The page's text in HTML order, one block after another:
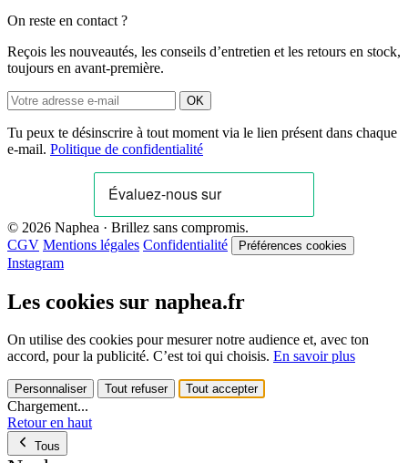
On reste en contact ?
Reçois les nouveautés, les conseils d’entretien et les retours en stock,
toujours en avant-première.
OK
Tu peux te désinscrire à tout moment via le lien présent dans chaque
e-mail. Politique de confidentialité
© 2026 Naphea · Brillez sans compromis.
CGV Mentions légales Confidentialité Préférences cookies
Instagram
Les cookies sur naphea.fr
On utilise des cookies pour mesurer notre audience et, avec ton
accord, pour la publicité. C’est toi qui choisis. En savoir plus
Personnaliser Tout refuser Tout accepter
Chargement...
Retour en haut
Tous